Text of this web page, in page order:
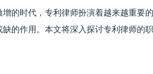
的时代，专利律师扮演着越来越重要
的作用。本文将深入探讨专利律师的